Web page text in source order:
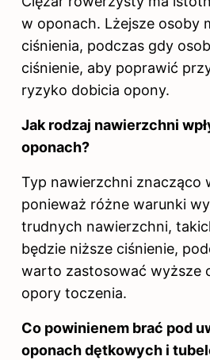
w oponach. Lżejsze osoby
ciśnienia, podczas gdy
ciśnienie, aby poprawić
ryzyko dobicia opony.
Jak rodzaj nawierzchni
oponach?
Typ nawierzchni znacząco
ponieważ różne warunki
trudnych nawierzchni,
będzie niższe ciśnienie,
warto zastosować wyższe
opory toczenia.
Co powinienem brać pod
oponach dętkowych i